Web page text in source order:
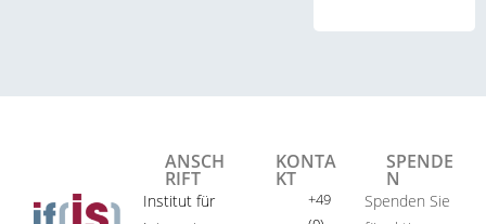
ANSCH
RIFT
Institut für
KONTA
KT
+49
SPENDE
N
Spenden Sie